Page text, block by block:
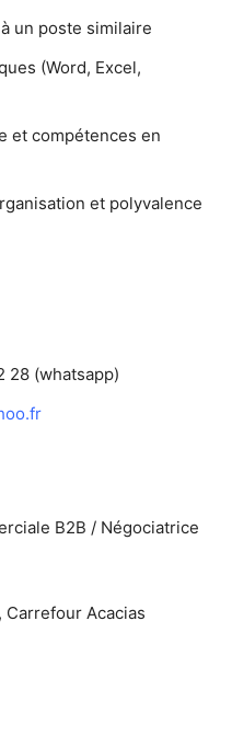
un poste similaire
(Word, Excel,
et compétences en
et polyvalence
28 (whatsapp)
B2B / Négociatrice
Carrefour Acacias